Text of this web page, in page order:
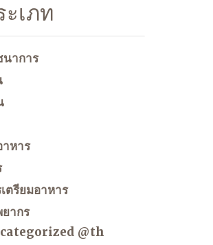
ะเภท
าการ
หาร
ตรียมอาหาร
ากร
@th